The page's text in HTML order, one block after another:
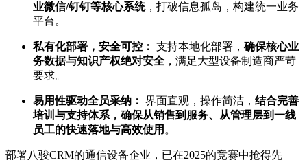
业微信/钉钉等核心系统，打破信息孤岛，构建统一业务
平台。
私有化部署，安全可控： 支持本地化部署， 确保核心业
务数据与知识产权绝对安全 ，满足大型设备制造商严苛
要求。
易用性驱动全员采纳： 界面直观，操作简洁， 结合完善
培训与支持体系，确保从销售到服务、从管理层到一线
员工的快速落地与高效使用 。
部署八骏CRM的通信设备企业，已在2025的竞赛中抢得先